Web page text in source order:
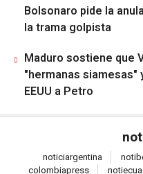
Bolsonaro pide la
la trama golpista
Maduro sostiene que
"hermanas
EEUU a Petro
noticiargentina noti
colombiapress noti